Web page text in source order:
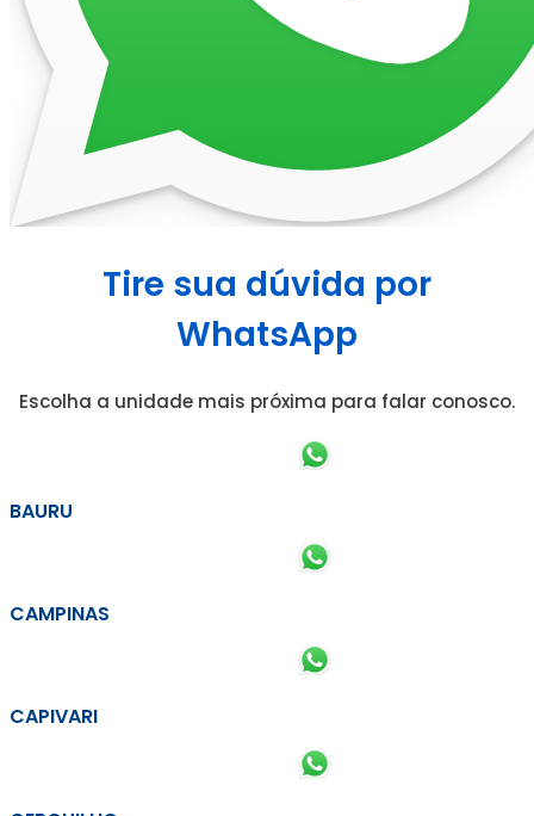
Tire sua dúvida por
WhatsApp
Escolha a unidade mais próxima para falar conosco.
BAURU
CAMPINAS
CAPIVARI